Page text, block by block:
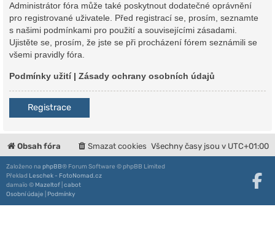
Administrátor fóra může také poskytnout dodatečné oprávnění
pro registrované uživatele. Před registrací se, prosím, seznamte
s našimi podmínkami pro použití a souvisejícími zásadami.
Ujistěte se, prosím, že jste se při procházení fórem seznámili se
všemi pravidly fóra.
Podmínky užití| Zásady ochrany osobních údajů
Registrace
Obsah fóra Všechny časy jsou v UTC+01:00
Smazat cookies
Založeno na phpBB® Forum Software © phpBB Limited
Překlad Leschek - FotoNomad.cz
damaïo © Mazeltof cabot
Osobní údaje
Podmínky